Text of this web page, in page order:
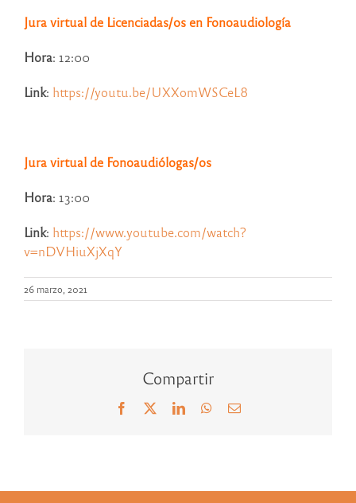
Jura virtual de Licenciadas/os en Fonoaudiología
Hora: 12:00
Link: https://youtu.be/UXXomWSCeL8
Jura virtual de Fonoaudiólogas/os
Hora: 13:00
Link: https://www.youtube.com/watch?
v=nDVHiuXjXqY
26 marzo, 2021
Compartir
Facebook LinkedInWhatsApp
Correo